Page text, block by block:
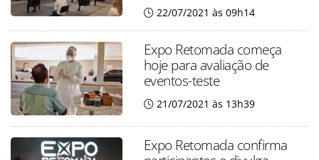
22/07/2021 às 09h14
Expo Retomada começa
hoje para avaliação de
eventos-teste
21/07/2021 às 13h39
Expo Retomada confirma